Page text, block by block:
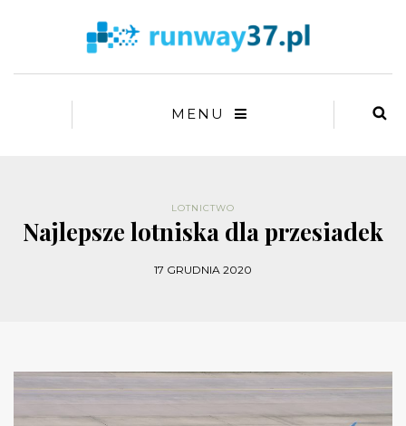
MENU
LOTNICTWO
Najlepsze lotniska dla przesiadek
17 GRUDNIA 2020